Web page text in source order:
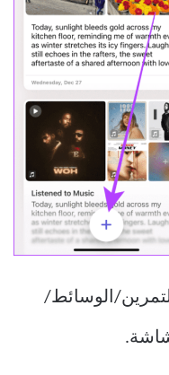
الوسائط/